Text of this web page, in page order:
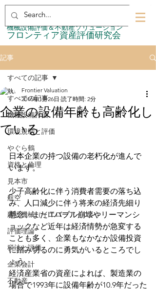
​フロンティア資産評価研究会
​機械設備評価＆不動産ソリューション
記事
すべての記事
機械設備評価
環境規制と評価
やぐら鶴
資格と倫理
見本市
航空
建設機械（イエローアイロン）
評価理論
税法と評価
企業会計
不動産
すべての記事
企業の設備年齢も高齢化し
ている
Frontier Valuation
2016年1月26日 読了時間: 2分
日本企業の持つ設備の老朽化が進んで
います。
少子高齢化に伴う消費者需要の落ち込
み、人口減少に伴う将来の経済先細り
懸念、またITバブル崩壊やリーマンシ
ョックなど近年は経済情勢が急変する
ことも多く、企業もなかなか設備投資
に踏み切るのに勇気がいるところでし
ょう。
経済産業省の資産によれば、製造業の
場合で1993年に設備年齢が10.9年だった